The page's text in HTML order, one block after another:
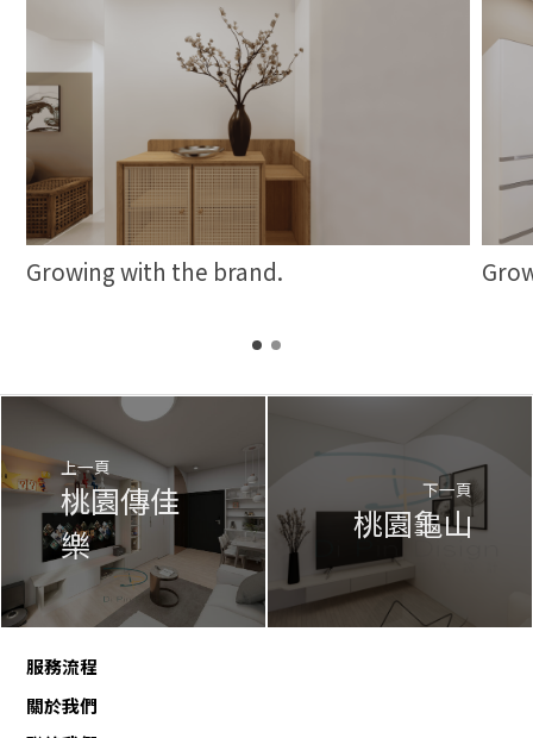
Growing with the brand.
上一頁
桃園傳佳
樂
下一頁
桃園龜山
服務流程
關於我們